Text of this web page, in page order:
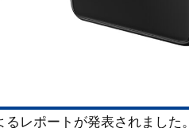
レポートが発表されました。